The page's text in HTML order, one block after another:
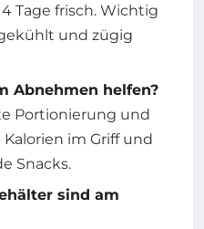
Tage frisch. Wichtig
und zügig
Abnehmen helfen?
Portionierung und
im Griff und
Snacks.
sind am